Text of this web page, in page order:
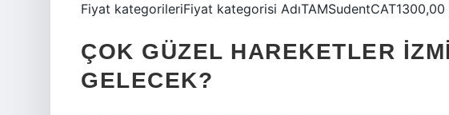
Fiyat kategorileriFiyat kategorisi AdıTAMSudentCAT1300,00
ÇOK GÜZEL HAREKETLER
GELECEK?